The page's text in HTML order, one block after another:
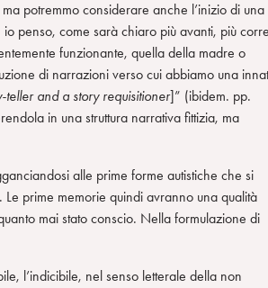
potremmo considerare anche l’inizio di una
penso, come sarà chiaro più avanti, più
funzionante, quella della madre o
di narrazioni verso cui abbiamo una
teller and a story requisitioner]” (ibidem. pp.
in una struttura narrativa fittizia, ma
alle prime forme autistiche che si
prime memorie quindi avranno una qualità
mai stato conscio. Nella formulazione di
l’indicibile, nel senso letterale della non